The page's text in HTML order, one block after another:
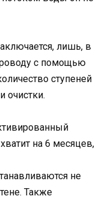
лишь, в
с помощью
ступеней
очистки.
на 6 месяцев,
не
Также